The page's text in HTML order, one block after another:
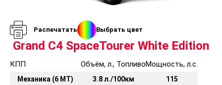
Распечатать Выбрать цвет
Grand C4 SpaceTourer White Edition
КПП
Механика (6 MT)
Объём, л., Топливо
3.8 л./100км
Мощность, л.с.
115